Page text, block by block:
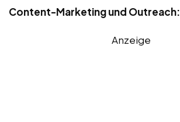
Content-Marketing und Outreach:
Anzeige